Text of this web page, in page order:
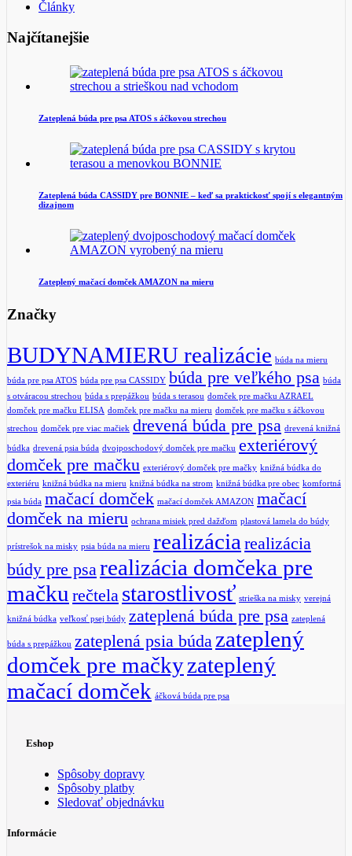
Články
Najčítanejšie
Zateplená búda pre psa ATOS s áčkovou strechou
Zateplená búda CASSIDY pre BONNIE – keď sa praktickosť spojí s elegantným
dizajnom
Zateplený mačací domček AMAZON na mieru
Značky
BUDYNAMIERU realizácie búda na mieru
búda pre psa ATOS búda pre psa CASSIDY búda pre veľkého psa búda
s otváracou strechou búda s prepážkou búda s terasou domček pre mačku AZRAEL
domček pre mačku ELISA domček pre mačku na mieru domček pre mačku s áčkovou
strechou domček pre viac mačiek drevená búda pre psa drevená knižná
búdka drevená psia búda dvojposchodový domček pre mačku exteriérový
domček pre mačku exteriérový domček pre mačky knižná búdka do
exteriéru knižná búdka na mieru knižná búdka na strom knižná búdka pre obec komfortná
psia búda mačací domček mačací domček AMAZON mačací
domček na mieru ochrana misiek pred dažďom plastová lamela do búdy
prístrešok na misky psia búda na mieru realizácia realizácia
búdy pre psarealizácia domčeka pre
mačku rečtela starostlivosť strieška na misky verejná
knižná búdka veľkosť psej búdy zateplená búda pre psa zateplená
búda s prepážkou zateplená psia búda zateplený
domček pre mačkyzateplený
mačací domček áčková búda pre psa
Eshop
Spôsoby dopravy
Spôsoby platby
Sledovať objednávku
Informácie